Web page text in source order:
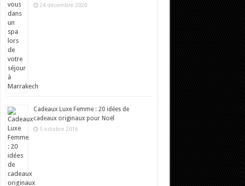
24 décembre 2020
Cadeaux Luxe Femme : 20 idées de
cadeaux originaux pour Noël
5 octobre 2016